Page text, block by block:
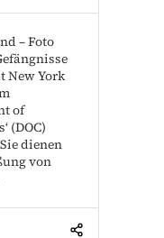
– Foto
New York
of
(DOC)
dienen
von